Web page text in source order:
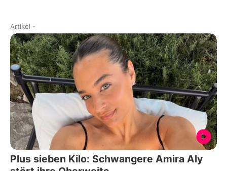
Artikel -
Plus sieben Kilo: Schwangere Amira Aly